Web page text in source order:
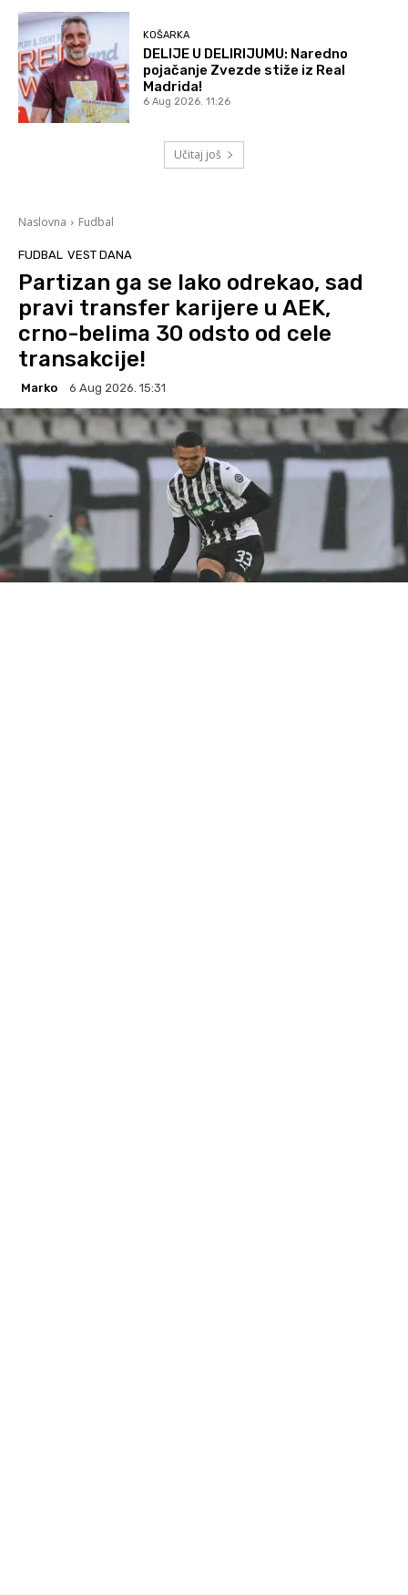
KOŠARKA
DELIJE U DELIRIJUMU: Naredno
pojačanje Zvezde stiže iz Real
Madrida!
6 Aug 2026. 11:26
Učitaj još